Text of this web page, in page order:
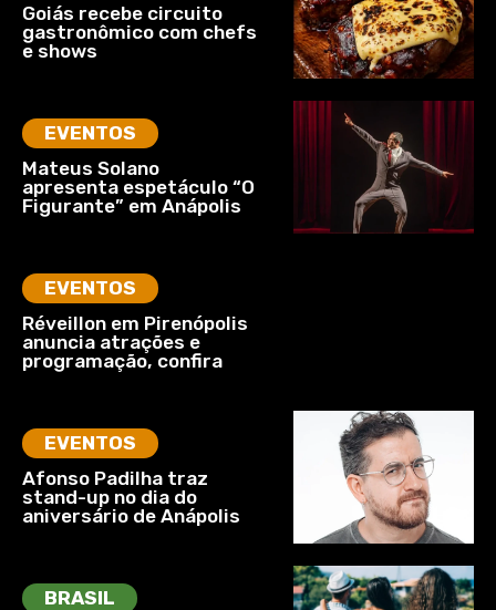
Goiás recebe circuito
gastronômico com chefs
e shows
EVENTOS
Mateus Solano
apresenta espetáculo “O
Figurante” em Anápolis
EVENTOS
Réveillon em Pirenópolis
anuncia atrações e
programação, confira
EVENTOS
Afonso Padilha traz
stand-up no dia do
aniversário de Anápolis
BRASIL